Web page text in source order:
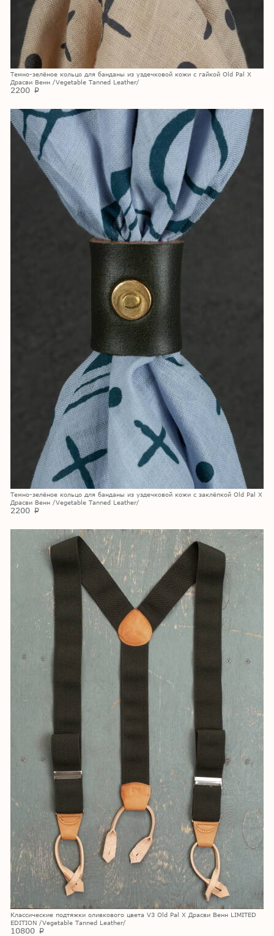
Темно-зелёное кольцо для банданы из уздечковой кожи с гайкой Old Pal X
Драсви Венн /Vegetable Tanned Leather/
2200 p
Темно-зелёное кольцо для банданы из уздечковой кожи с заклёпкой Old Pal X
Драсви Венн /Vegetable Tanned Leather/
2200 p
Классические подтяжки оливкового цвета V3 Old Pal X Драсви Венн LIMITED
EDITION /Vegetable Tanned Leather/
10800 p